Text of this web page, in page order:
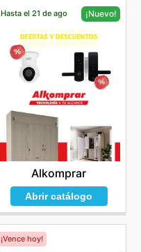
Hasta el 21 de ago ¡Nuevo!
Alkomprar
Abrir catálogo
¡Vence hoy!